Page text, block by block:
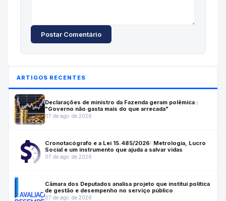
Postar Comentário
ARTIGOS RECENTES
Declarações de ministro da Fazenda geram polêmica :
"Governo não gasta mais do que arrecada"
07 de ago. de 2026
Cronotacógrafo e a Lei 15.485/2026: Metrologia, Lucro
Social e um instrumento que ajuda a salvar vidas
07 de ago. de 2026
Câmara dos Deputados analisa projeto que institui política
de gestão e desempenho no serviço público
07 de ago. de 2026